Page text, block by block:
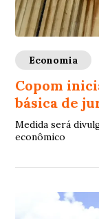
Economia
Copom
básica de
Medida será
econômico